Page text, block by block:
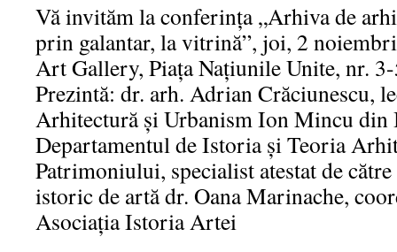
Vă invităm la conferința „Arhiva de
prin galantar, la vitrină”, joi, 2
Art Gallery, Piața Națiunile Unite, nr.
Prezintă: dr. arh. Adrian Crăciunescu,
Arhitectură şi Urbanism Ion Mincu din
Departamentul de Istoria şi Teoria
Patrimoniului, specialist atestat de
istoric de artă dr. Oana Marinache,
Asociația Istoria Artei